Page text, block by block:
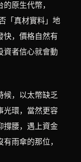
原生代幣，
「真材實料」地
快，價格自然有
資者信心就會動
候，以太幣缺乏
光環，當然更容
撐腰，遇上資金
雨傘的那位，